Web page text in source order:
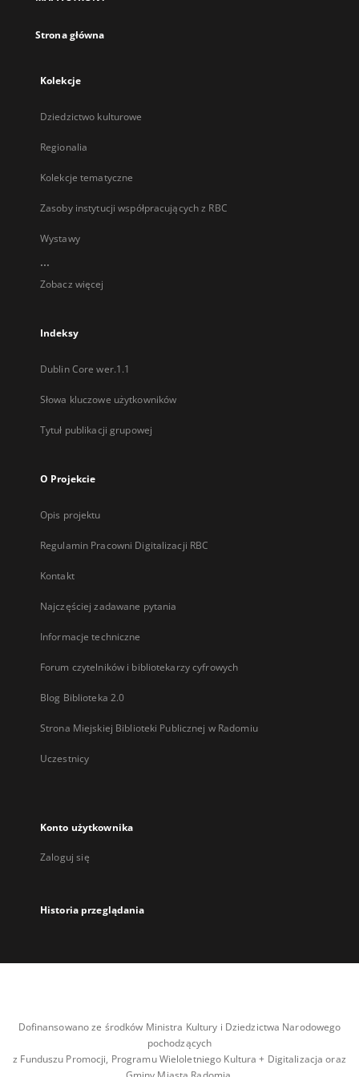
Strona główna
Kolekcje
Dziedzictwo kulturowe
Regionalia
Kolekcje tematyczne
Zasoby instytucji współpracujących z RBC
Wystawy
...
Zobacz więcej
Indeksy
Dublin Core wer.1.1
Słowa kluczowe użytkowników
Tytuł publikacji grupowej
O Projekcie
Opis projektu
Regulamin Pracowni Digitalizacji RBC
Kontakt
Najczęściej zadawane pytania
Informacje techniczne
Forum czytelników i bibliotekarzy cyfrowych
Blog Biblioteka 2.0
Strona Miejskiej Biblioteki Publicznej w Radomiu
Uczestnicy
Konto użytkownika
Zaloguj się
Historia przeglądania
Dofinansowano ze środków Ministra Kultury i Dziedzictwa Narodowego
pochodzących
z Funduszu Promocji, Programu Wieloletniego Kultura + Digitalizacja oraz